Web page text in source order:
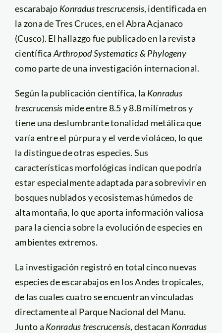
escarabajo Konradus trescrucensis, identificada en
la zona de Tres Cruces, en el Abra Acjanaco
(Cusco). El hallazgo fue publicado en la revista
científica Arthropod Systematics & Phylogeny
como parte de una investigación internacional.
Según la publicación científica, la Konradus
trescrucensis mide entre 8.5 y 8.8 milímetros y
tiene una deslumbrante tonalidad metálica que
varía entre el púrpura y el verde violáceo, lo que
la distingue de otras especies. Sus
características morfológicas indican que podría
estar especialmente adaptada para sobrevivir en
bosques nublados y ecosistemas húmedos de
alta montaña, lo que aporta información valiosa
para la ciencia sobre la evolución de especies en
ambientes extremos.
La investigación registró en total cinco nuevas
especies de escarabajos en los Andes tropicales,
de las cuales cuatro se encuentran vinculadas
directamente al Parque Nacional del Manu.
Junto a Konradus trescrucensis, destacan Konradus